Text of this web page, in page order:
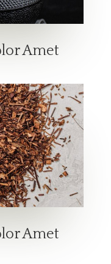
Amet
Amet